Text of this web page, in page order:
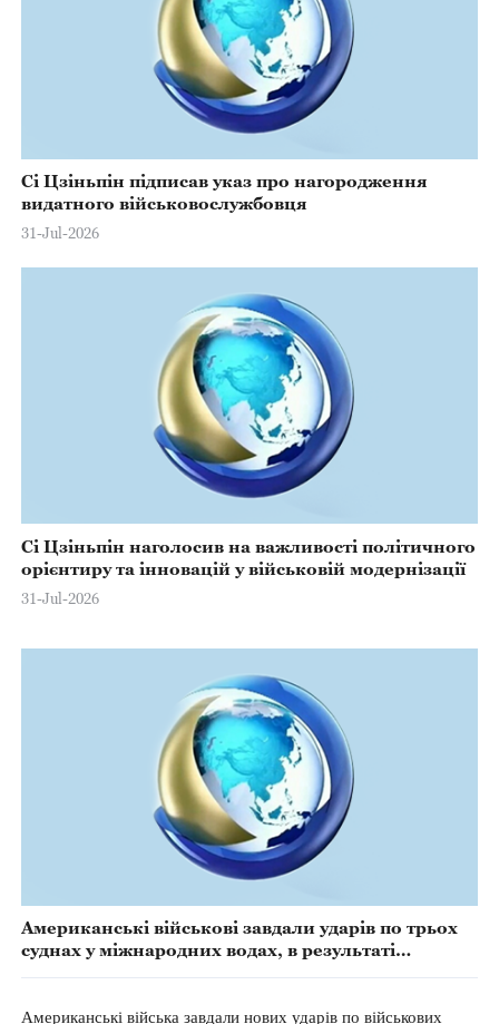
Сі Цзіньпін підписав указ про нагородження
видатного військовослужбовця
31-Jul-2026
Сі Цзіньпін наголосив на важливості політичного
орієнтиру та інновацій у військовій модернізації
31-Jul-2026
Американські військові завдали ударів по трьох
суднах у міжнародних водах, в результаті
Американські війська завдали нових ударів по військових